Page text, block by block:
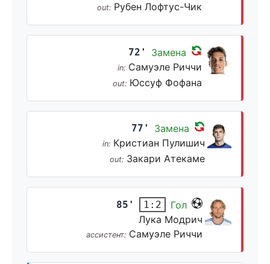
out: Рубен Лофтус-Чик
72' Замена
in: Самуэле Риччи
out: Юссуф Фофана
77' Замена
in: Кристиан Пулишич
out: Закари Атекаме
85' 1:2
Гол
Лука Модрич
ассистент: Самуэле Риччи